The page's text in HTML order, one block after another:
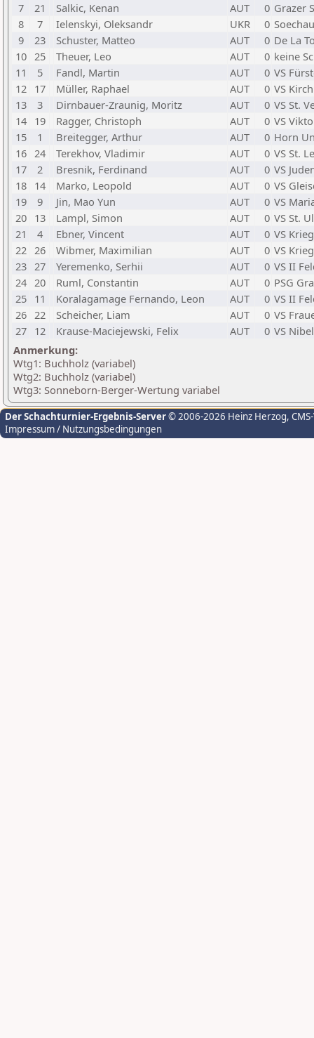
7
21 Salkic, Kenan AUT 0 Grazer
8
7 Ielenskyi, Oleksandr UKR 0 Soechau
9
23 Schuster, Matteo AUT 0 De La
10 25 Theuer, Leo AUT 0 keine
11
5 Fandl, Martin AUT 0 VS
12 17 Müller, Raphael AUT 0 VS
13
3 Dirnbauer-Zraunig, Moritz AUT 0 VS St.
14 19 Ragger, Christoph AUT 0 VS
15
1 Breitegger, Arthur AUT 0 Horn
16 24 Terekhov, Vladimir AUT 0 VS St.
17
2 Bresnik, Ferdinand AUT 0 VS
18 14 Marko, Leopold AUT 0 VS
19
9 Jin, Mao Yun AUT 0 VS
20 13 Lampl, Simon AUT 0 VS St.
21
4 Ebner, Vincent AUT 0 VS
22 26 Wibmer, Maximilian AUT 0 VS
23 27 Yeremenko, Serhii AUT 0 VS II
24 20 Ruml, Constantin AUT 0 PSG
25 11 Koralagamage Fernando, Leon AUT 0 VS II
26 22 Scheicher, Liam AUT 0 VS
27 12 Krause-Maciejewski, Felix AUT 0 VS
Anmerkung:
Wtg1: Buchholz (variabel)
Wtg2: Buchholz (variabel)
Wtg3: Sonneborn-Berger-Wertung variabel
Der Schachturnier-Ergebnis-Server© 2006-2026 Heinz Herzog,
Impressum / Nutzungsbedingungen